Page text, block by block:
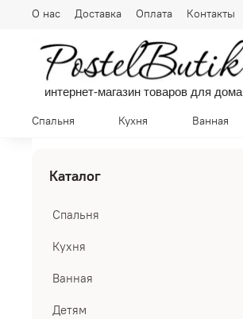
О нас Доставка Оплата Контакты
интернет-магазин товаров для дома
Спальня Кухня Ванная
Каталог
Спальня
Кухня
Ванная
Детям